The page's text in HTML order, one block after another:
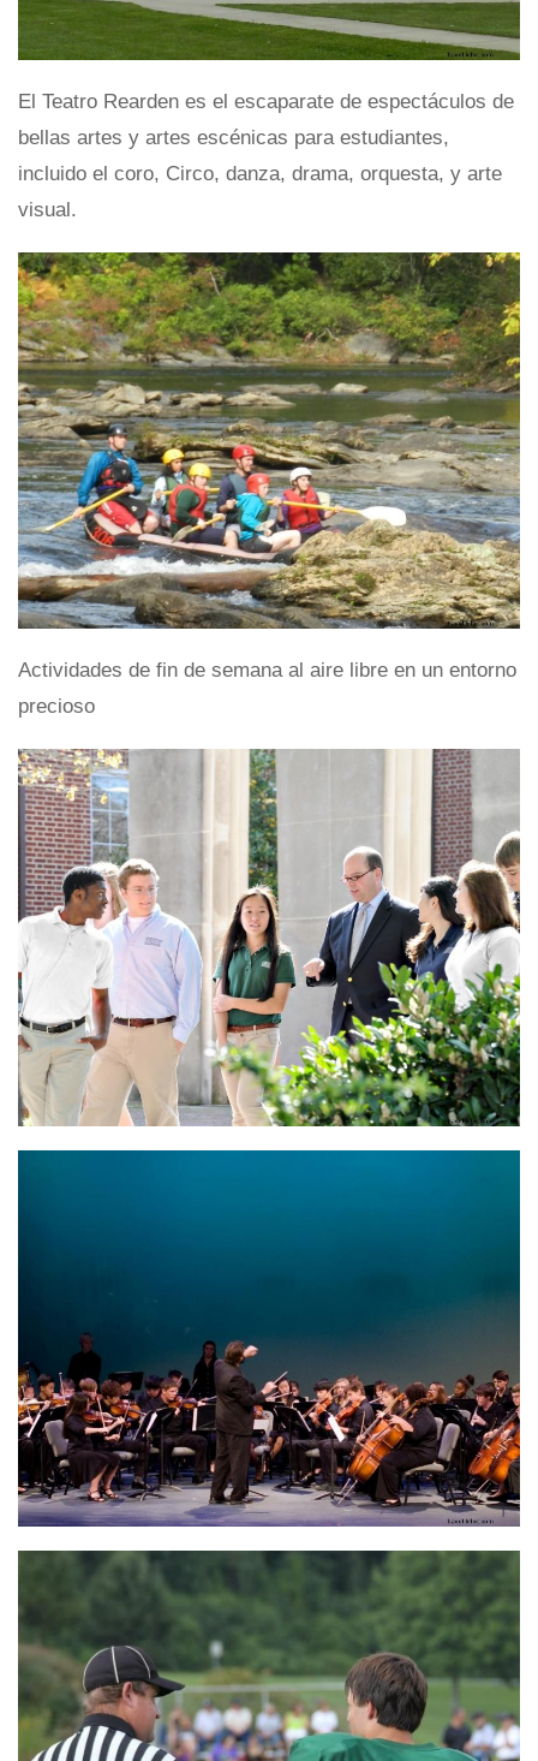
El Teatro Rearden es el escaparate de espectáculos de
bellas artes y artes escénicas para estudiantes,
incluido el coro, Circo, danza, drama, orquesta, y arte
visual.
Actividades de fin de semana al aire libre en un entorno
precioso